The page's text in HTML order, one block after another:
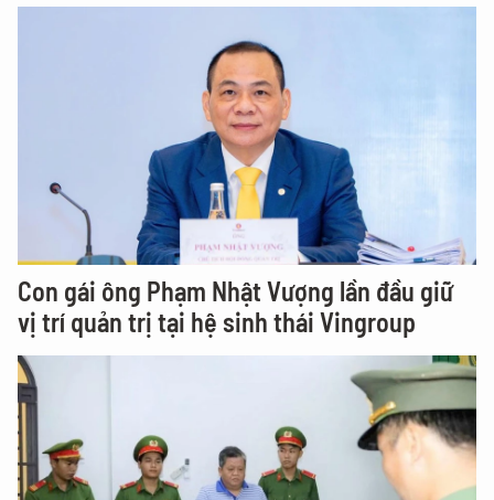
Con gái ông Phạm Nhật Vượng lần đầu giữ
vị trí quản trị tại hệ sinh thái Vingroup